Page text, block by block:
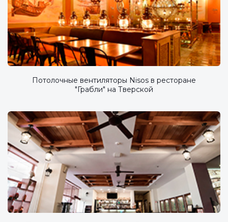
Потолочные вентиляторы Nisos в ресторане
"Грабли" на Тверской